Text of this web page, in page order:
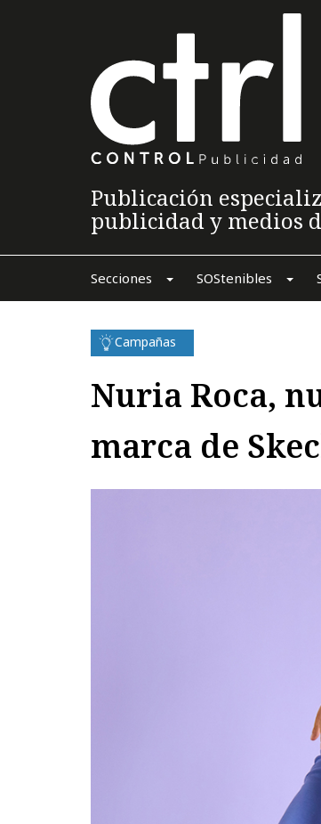
Publicación
publicidad y medios
Secciones SOStenibles
Campañas
Nuria Roca,
marca de